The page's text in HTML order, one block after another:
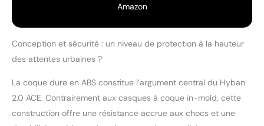
Amazon
Conception et sécurité : un niveau de protection à la hauteur
des attentes urbaines ?
La coque dure en ABS constitue l’argument central du Hyban
2.0 ACE. Contrairement aux casques à coque in-mold, cette
construction offre une résistance accrue aux chocs et une